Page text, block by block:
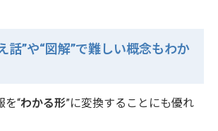
話”や“図解”で難しい概念もわか
を“わかる形”に変換することにも優れ